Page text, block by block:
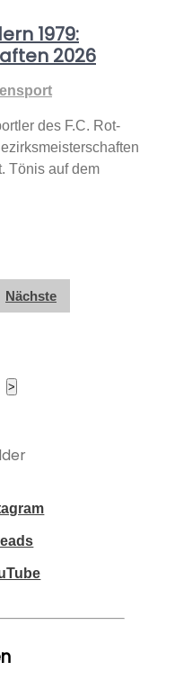
1979:
2026
des F.C. Rot-
Tönis auf dem
Nächste
>